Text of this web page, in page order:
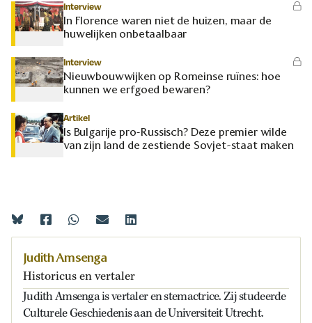
Interview
In Florence waren niet de huizen, maar de
huwelijken onbetaalbaar
Interview
Nieuwbouwwijken op Romeinse ruïnes: hoe
kunnen we erfgoed bewaren?
Artikel
Is Bulgarije pro-Russisch? Deze premier wilde
van zijn land de zestiende Sovjet-staat maken
Judith Amsenga
Historicus en vertaler
Judith Amsenga is vertaler en stemactrice. Zij studeerde
Culturele Geschiedenis aan de Universiteit Utrecht.